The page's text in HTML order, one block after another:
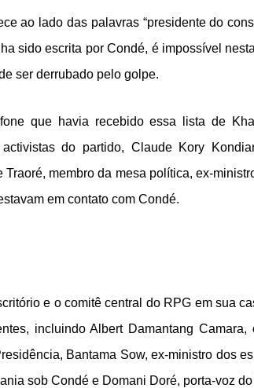
ao lado das palavras “presidente do
sido escrita por Condé, é impossível
ser derrubado pelo golpe.
que havia recebido essa lista de
do partido, Claude Kory
membro da mesa política, ex-
em contato com Condé.
e o comitê central do RPG em sua
incluindo Albert Damantang
Bantama Sow, ex-ministro dos
sob Condé e Domani Doré, porta-voz